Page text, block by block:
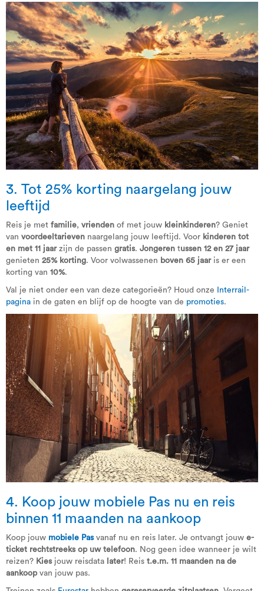
3. Tot 25% korting naargelang jouw
leeftijd
Reis je met familie, vrienden of met jouw kleinkinderen? Geniet
van voordeeltarieven naargelang jouw leeftijd. Voor kinderen tot
en met 11 jaarzijn de passen gratis. Jongeren tussen 12 en 27 jaar
genieten 25% korting. Voor volwassenen boven 65 jaaris er een
korting van 10%.
Val je niet onder een van deze categorieën? Houd onze
Interrail-
pagina in de gaten en blijf op de hoogte van de promoties.
4. Koop jouw mobiele Pas nu en reis
binnen 11 maanden na aankoop
Koop jouw mobiele Pasvanaf nu en reis later. Je ontvangt jouw e-
ticket rechtstreeks op uw telefoon. Nog geen idee wanneer je wilt
reizen? Kies jouw reisdata later! Reis t.e.m. 11 maanden na de
aankoopvan jouw pas.